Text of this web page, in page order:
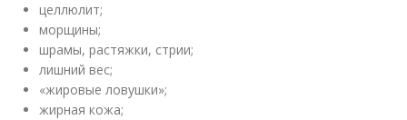
целлюлит;
морщины;
шрамы, растяжки, стрии;
лишний вес;
«жировые ловушки»;
жирная кожа;